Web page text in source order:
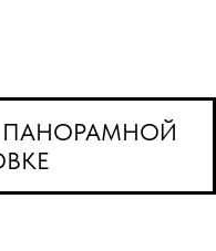
ПАНОРАМНОЙ